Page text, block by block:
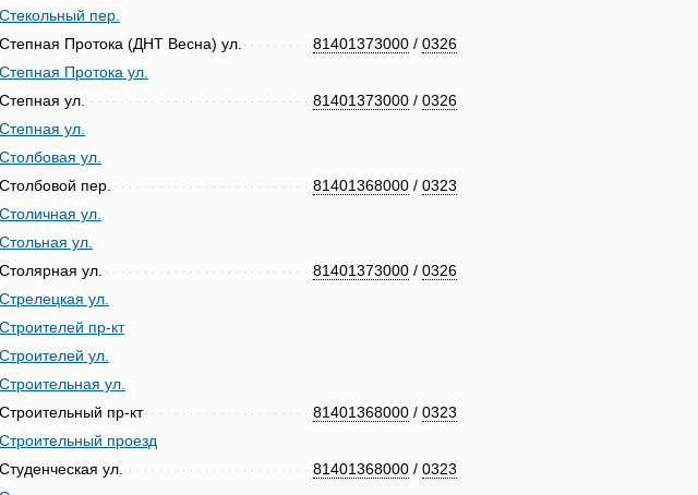
Стекольный пер.
81401373000 / 0326
Степная Протока (ДНТ Весна) ул.
Степная Протока ул.
81401373000 / 0326
Степная ул.
Степная ул.
Столбовая ул.
81401368000 / 0323
Столбовой пер.
Столичная ул.
Стольная ул.
81401373000 / 0326
Столярная ул.
Стрелецкая ул.
Строителей пр-кт
Строителей ул.
Строительная ул.
81401368000 / 0323
Строительный пр-кт
Строительный проезд
81401368000 / 0323
Студенческая ул.